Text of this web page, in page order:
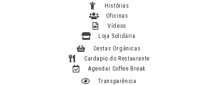
Histórias
Oficinas
Vídeos
Loja Solidária
Cestas Orgânicas
Cardapio do Restaurante
Agendar Coffee Break
Transparência